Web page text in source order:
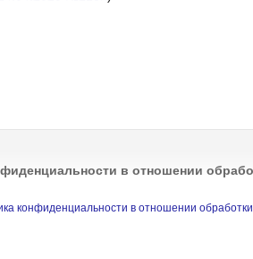
в отношении
конфиденциальности в отношении